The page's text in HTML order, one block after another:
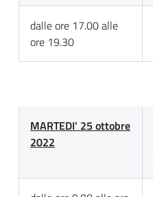
dalle ore 17.00 alle
ore 19.30
MARTEDI’ 25 ottobre
2022